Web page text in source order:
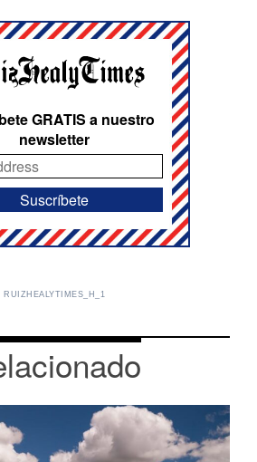
GRATIS a nuestro
newsletter
RUIZHEALYTIMES_H_1